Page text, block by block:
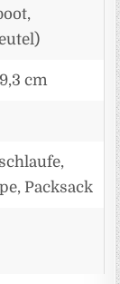
cm
Packsack